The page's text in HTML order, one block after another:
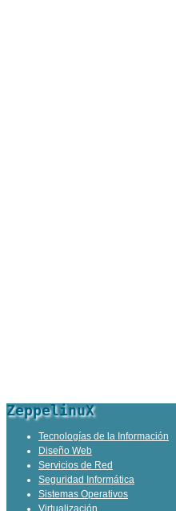
ZeppelinuX
Tecnologías de la Información
Diseño Web
Servicios de Red
Seguridad Informática
Sistemas Operativos
Virtualización